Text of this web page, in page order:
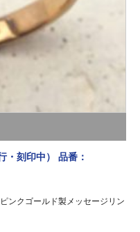
・刻印中） 品番：
ンクゴールド製メッセージリン